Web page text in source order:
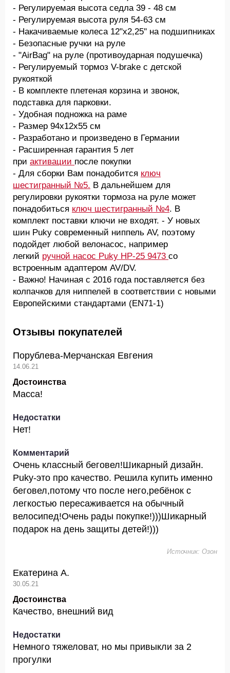
- Регулируемая высота седла 39 - 48 см
- Регулируемая высота руля 54-63 см
- Накачиваемые колеса 12"х2,25'' на подшипниках
- Безопасные ручки на руле
- "AirBag" на руле (противоударная подушечка)
- Регулируемый тормоз V-brake с детской
рукояткой
- В комплекте плетеная корзина и звонок,
подставка для парковки.
- Удобная подножка на раме
- Размер 94х12х55 см
- Разработано и произведено в Германии
- Расширенная гарантия 5 лет
при активации после покупки
- Для сборки Вам понадобится ключ
шестигранный №5. В дальнейшем для
регулировки рукоятки тормоза на руле может
понадобиться ключ шестигранный №4. В
комплект поставки ключи не входят. - У новых
шин Puky современный ниппель AV, поэтому
подойдет любой велонасос, например
легкий ручной насос Puky HP-25 9473 со
встроенным адаптером AV/DV.
- Важно! Начиная с 2016 года поставляется без
колпачков для ниппелей в соответствии с новыми
Европейскими стандартами (EN71-1)
Отзывы покупателей
Порублева-Мерчанская Евгения
14.06.21
Достоинства
Масса!
Недостатки
Нет!
Комментарий
Очень классный беговел!Шикарный дизайн.
Puky-это про качество. Решила купить именно
беговел,потому что после него,ребёнок с
легкостью пересаживается на обычный
велосипед!Очень рады покупке!)))Шикарный
подарок на день защиты детей!)))
Источник: Озон
Екатерина А.
30.05.21
Достоинства
Качество, внешний вид
Недостатки
Немного тяжеловат, но мы привыкли за 2
прогулки